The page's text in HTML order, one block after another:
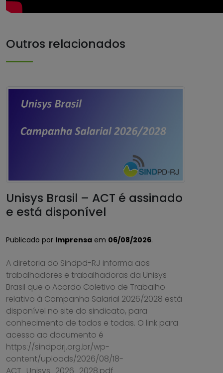
Outros relacionados
Unisys Brasil – ACT é assinado
e está disponível
Publicado por Imprensa em 06/08/2026.
A diretoria do Sindpd-RJ informa aos
trabalhadores e trabalhadoras da Unisys
Brasil que o Acordo Coletivo de Trabalho
relativo à Campanha Salarial 2026/2028 está
disponível no site do sindicato, para
conhecimento de todos e todas. O link para
acesso ao documento é
https://sindpdrj.org.br/wp-
content/uploads/2026/08/18-
ACT_Unisys_2026_2028.pdf